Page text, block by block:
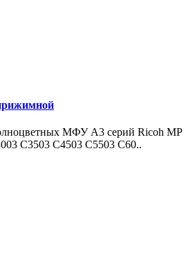
МФУ A3 серий Ricoh MP
C3503 C4503 C5503 C60..